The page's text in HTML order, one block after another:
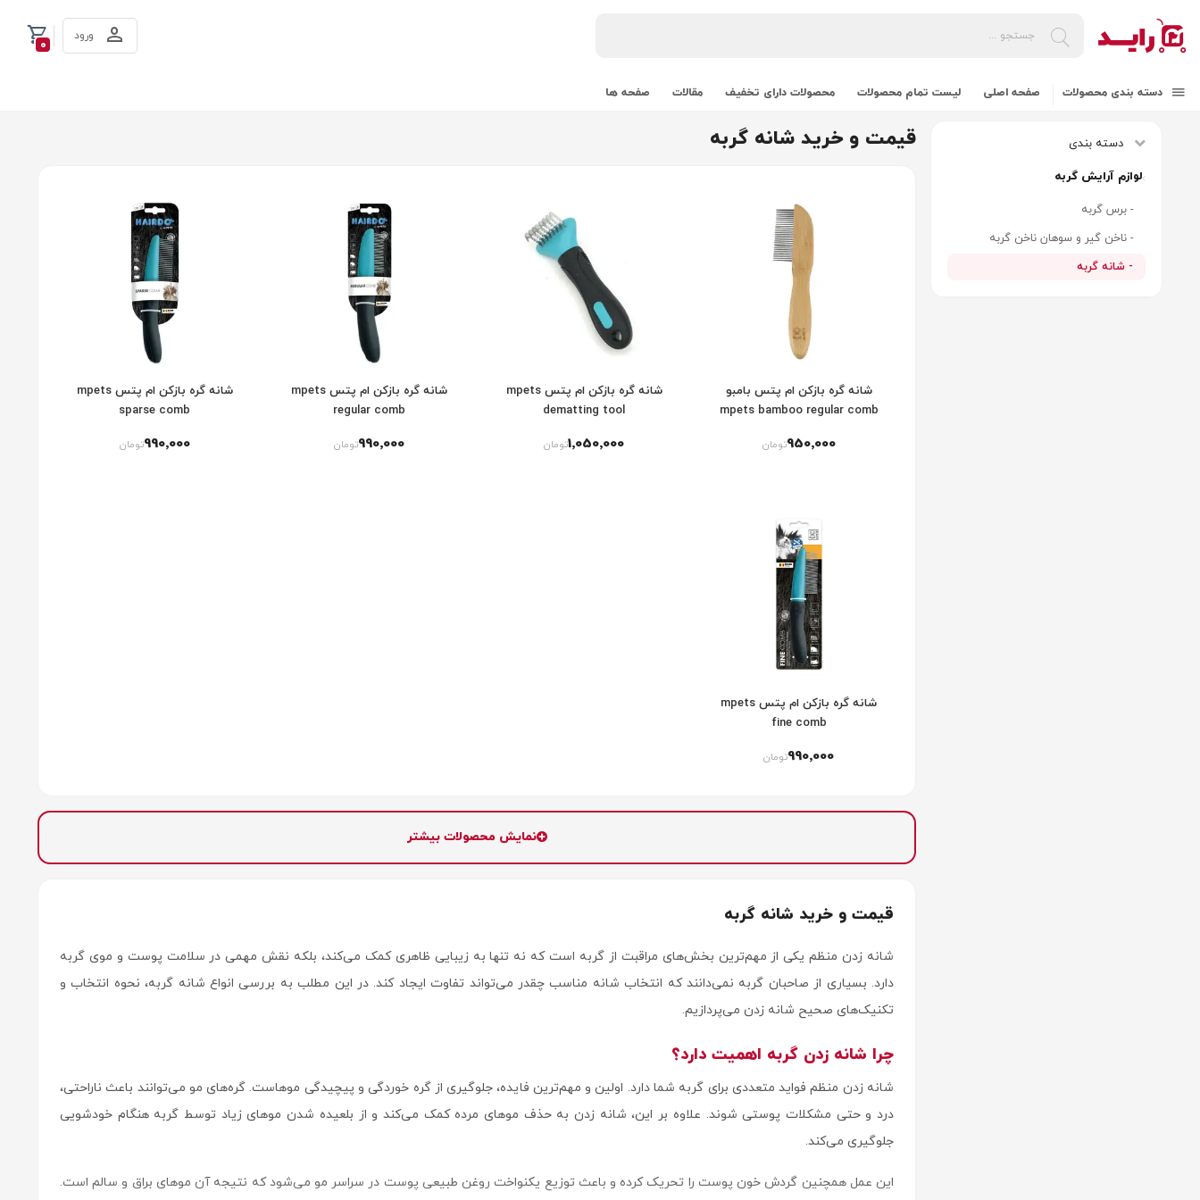
0
ورود
دسته بندی محصولات صفحه اصلی لیست تمام محصولات محصولات دارای تخفیف مقالات صفحه ها
دسته بندی
لوازم آرایش گربه
- برس گربه
- ناخن گیر و سوهان ناخن گربه
- شانه گربه
قیمت و خرید شانه گربه
شانه گره بازکن ام پتس بامبو
mpets bamboo regular comb
950٬000تومان
شانه گره بازکن ام پتس mpets
dematting tool
1٬050٬000تومان
شانه گره بازکن ام پتس mpets
regular comb
990٬000تومان
شانه گره بازکن ام پتس mpets
sparse comb
990٬000تومان
شانه گره بازکن ام پتس mpets
fine comb
990٬000تومان
نمایش محصولات بیشتر
قیمت و خرید شانه گربه
شانه زدن منظم یکی از مهم‌ترین بخش‌های مراقبت از گربه است که نه تنها به زیبایی ظاهری کمک می‌کند، بلکه نقش مهمی در سلامت پوست و موی گربه
دارد. بسیاری از صاحبان گربه نمی‌دانند که انتخاب شانه مناسب چقدر می‌تواند تفاوت ایجاد کند. در این مطلب به بررسی انواع شانه گربه، نحوه انتخاب و
تکنیک‌های صحیح شانه زدن می‌پردازیم.
چرا شانه زدن گربه اهمیت دارد؟
شانه زدن منظم فواید متعددی برای گربه شما دارد. اولین و مهم‌ترین فایده، جلوگیری از گره خوردگی و پیچیدگی موهاست. گره‌های مو می‌توانند باعث ناراحتی،
درد و حتی مشکلات پوستی شوند. علاوه بر این، شانه زدن به حذف موهای مرده کمک می‌کند و از بلعیده شدن موهای زیاد توسط گربه هنگام خودشویی
جلوگیری می‌کند.
این عمل همچنین گردش خون پوست را تحریک کرده و باعث توزیع یکنواخت روغن طبیعی پوست در سراسر مو می‌شود که نتیجه آن موهای براق و سالم است.